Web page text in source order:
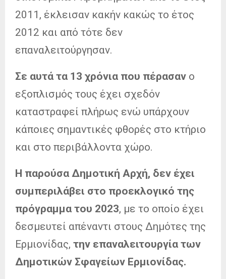
2011, έκλεισαν κακήν κακώς το έτος
2012 και από τότε δεν
επαναλειτούργησαν.
Σε αυτά τα 13 χρόνια που πέρασαν ο
εξοπλισμός τους έχει σχεδόν
καταστραφεί πλήρως ενώ υπάρχουν
κάποιες σημαντικές φθορές στο κτήριο
και στο περιβάλλοντα χώρο.
Η παρούσα Δημοτική Αρχή, δεν έχει
συμπεριλάβει στο προεκλογικό της
πρόγραμμα του 2023, με το οποίο έχει
δεσμευτεί απέναντι στους Δημότες της
Ερμιονίδας, την επαναλειτουργία των
Δημοτικών Σφαγείων Ερμιονίδας.